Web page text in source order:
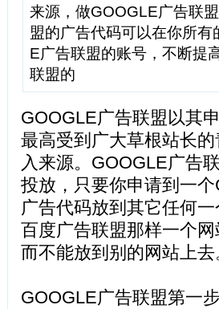
来源，做GOOGLE广告联
盟的广告代码可以在你所
E广告联盟的账号，不断提
联盟的
GOOGLE广告联盟以其
最高受到广大草根站长
入来源。GOOGLE广告
投放，只要你申请到一
广告代码放到其它任何
百度广告联盟那样一个
而不能放到别的网站上去
GOOGLE广告联盟第一